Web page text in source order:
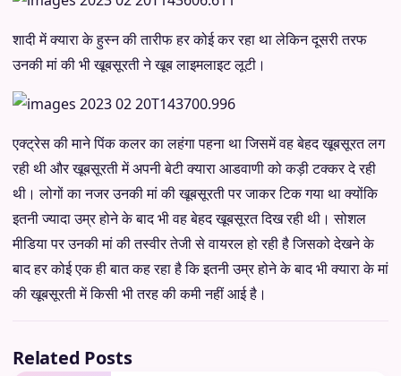
शादी में क्यारा के हुस्न की तारीफ हर कोई कर रहा था लेकिन दूसरी तरफ
उनकी मां की भी खूबसूरती ने खूब लाइमलाइट लूटी।
एक्ट्रेस की माने पिंक कलर का लहंगा पहना था जिसमें वह बेहद खूबसूरत लग
रही थी और खूबसूरती में अपनी बेटी क्यारा आडवाणी को कड़ी टक्कर दे रही
थी। लोगों का नजर उनकी मां की खूबसूरती पर जाकर टिक गया था क्योंकि
इतनी ज्यादा उम्र होने के बाद भी वह बेहद खूबसूरत दिख रही थी। सोशल
मीडिया पर उनकी मां की तस्वीर तेजी से वायरल हो रही है जिसको देखने के
बाद हर कोई एक ही बात कह रहा है कि इतनी उम्र होने के बाद भी क्यारा के मां
की खूबसूरती में किसी भी तरह की कमी नहीं आई है।
Related Posts